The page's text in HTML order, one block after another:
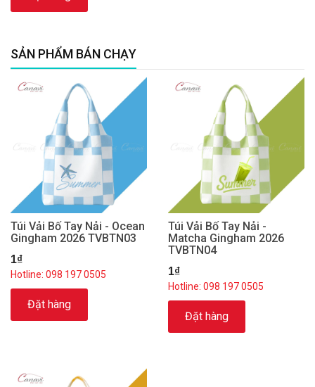
SẢN PHẨM BÁN CHẠY
Túi Vải Bố Tay Nải - Ocean
Gingham 2026 TVBTN03
1₫
Hotline: 098 197 0505
Đặt hàng
Túi Vải Bố Tay Nải -
Matcha Gingham 2026
TVBTN04
1₫
Hotline: 098 197 0505
Đặt hàng